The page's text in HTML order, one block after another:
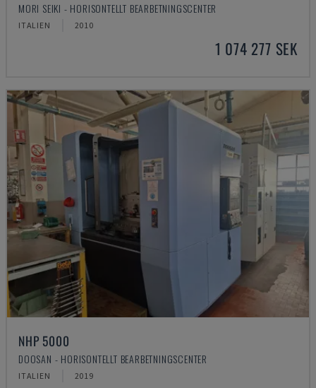
MORI SEIKI - HORISONTELLT BEARBETNINGSCENTER
ITALIEN 2010
1 074 277 SEK
NHP 5000
DOOSAN - HORISONTELLT BEARBETNINGSCENTER
ITALIEN 2019